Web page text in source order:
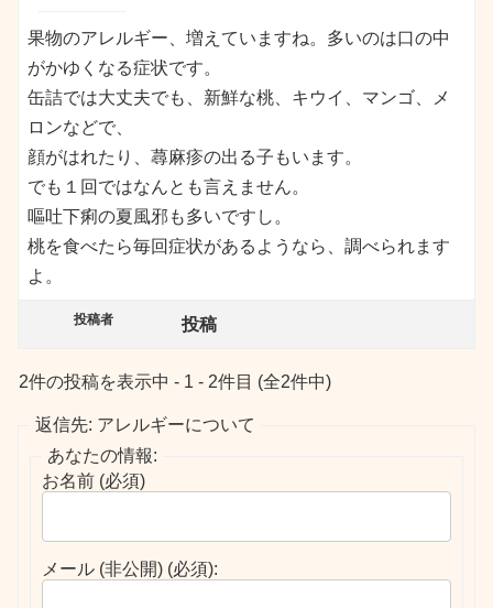
果物のアレルギー、増えていますね。多いのは口の中
がかゆくなる症状です。
缶詰では大丈夫でも、新鮮な桃、キウイ、マンゴ、メ
ロンなどで、
顔がはれたり、蕁麻疹の出る子もいます。
でも１回ではなんとも言えません。
嘔吐下痢の夏風邪も多いですし。
桃を食べたら毎回症状があるようなら、調べられます
よ。
投稿者 投稿
2件の投稿を表示中 - 1 - 2件目 (全2件中)
返信先: アレルギーについて
あなたの情報:
お名前 (必須)
メール (非公開) (必須):